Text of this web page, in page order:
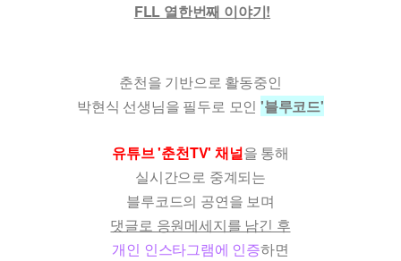
FLL 열한번째 이야기!
춘천을 기반으로 활동중인
박현식 선생님을 필두로 모인 '블루코드'
유튜브 '춘천TV' 채널을 통해
실시간으로 중계되는
블루코드의 공연을 보며
댓글로 응원메세지를 남긴 후
개인 인스타그램에 인증하면